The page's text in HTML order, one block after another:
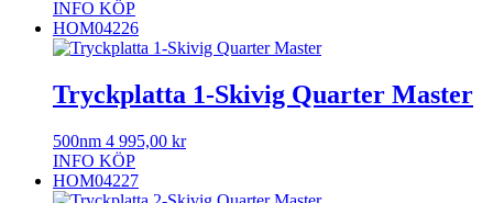
INFO KÖP
HOM04226
Tryckplatta 1-Skivig Quarter Master
500nm 4 995,00 kr
INFO KÖP
HOM04227